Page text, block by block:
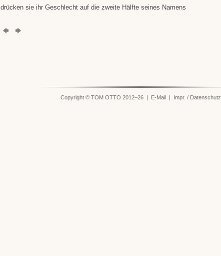
drücken sie ihr Geschlecht auf die zweite Hälfte seines Namens
Copyright © TOM OTTO 2012–26 | E-Mail| Impr. / Datenschutz